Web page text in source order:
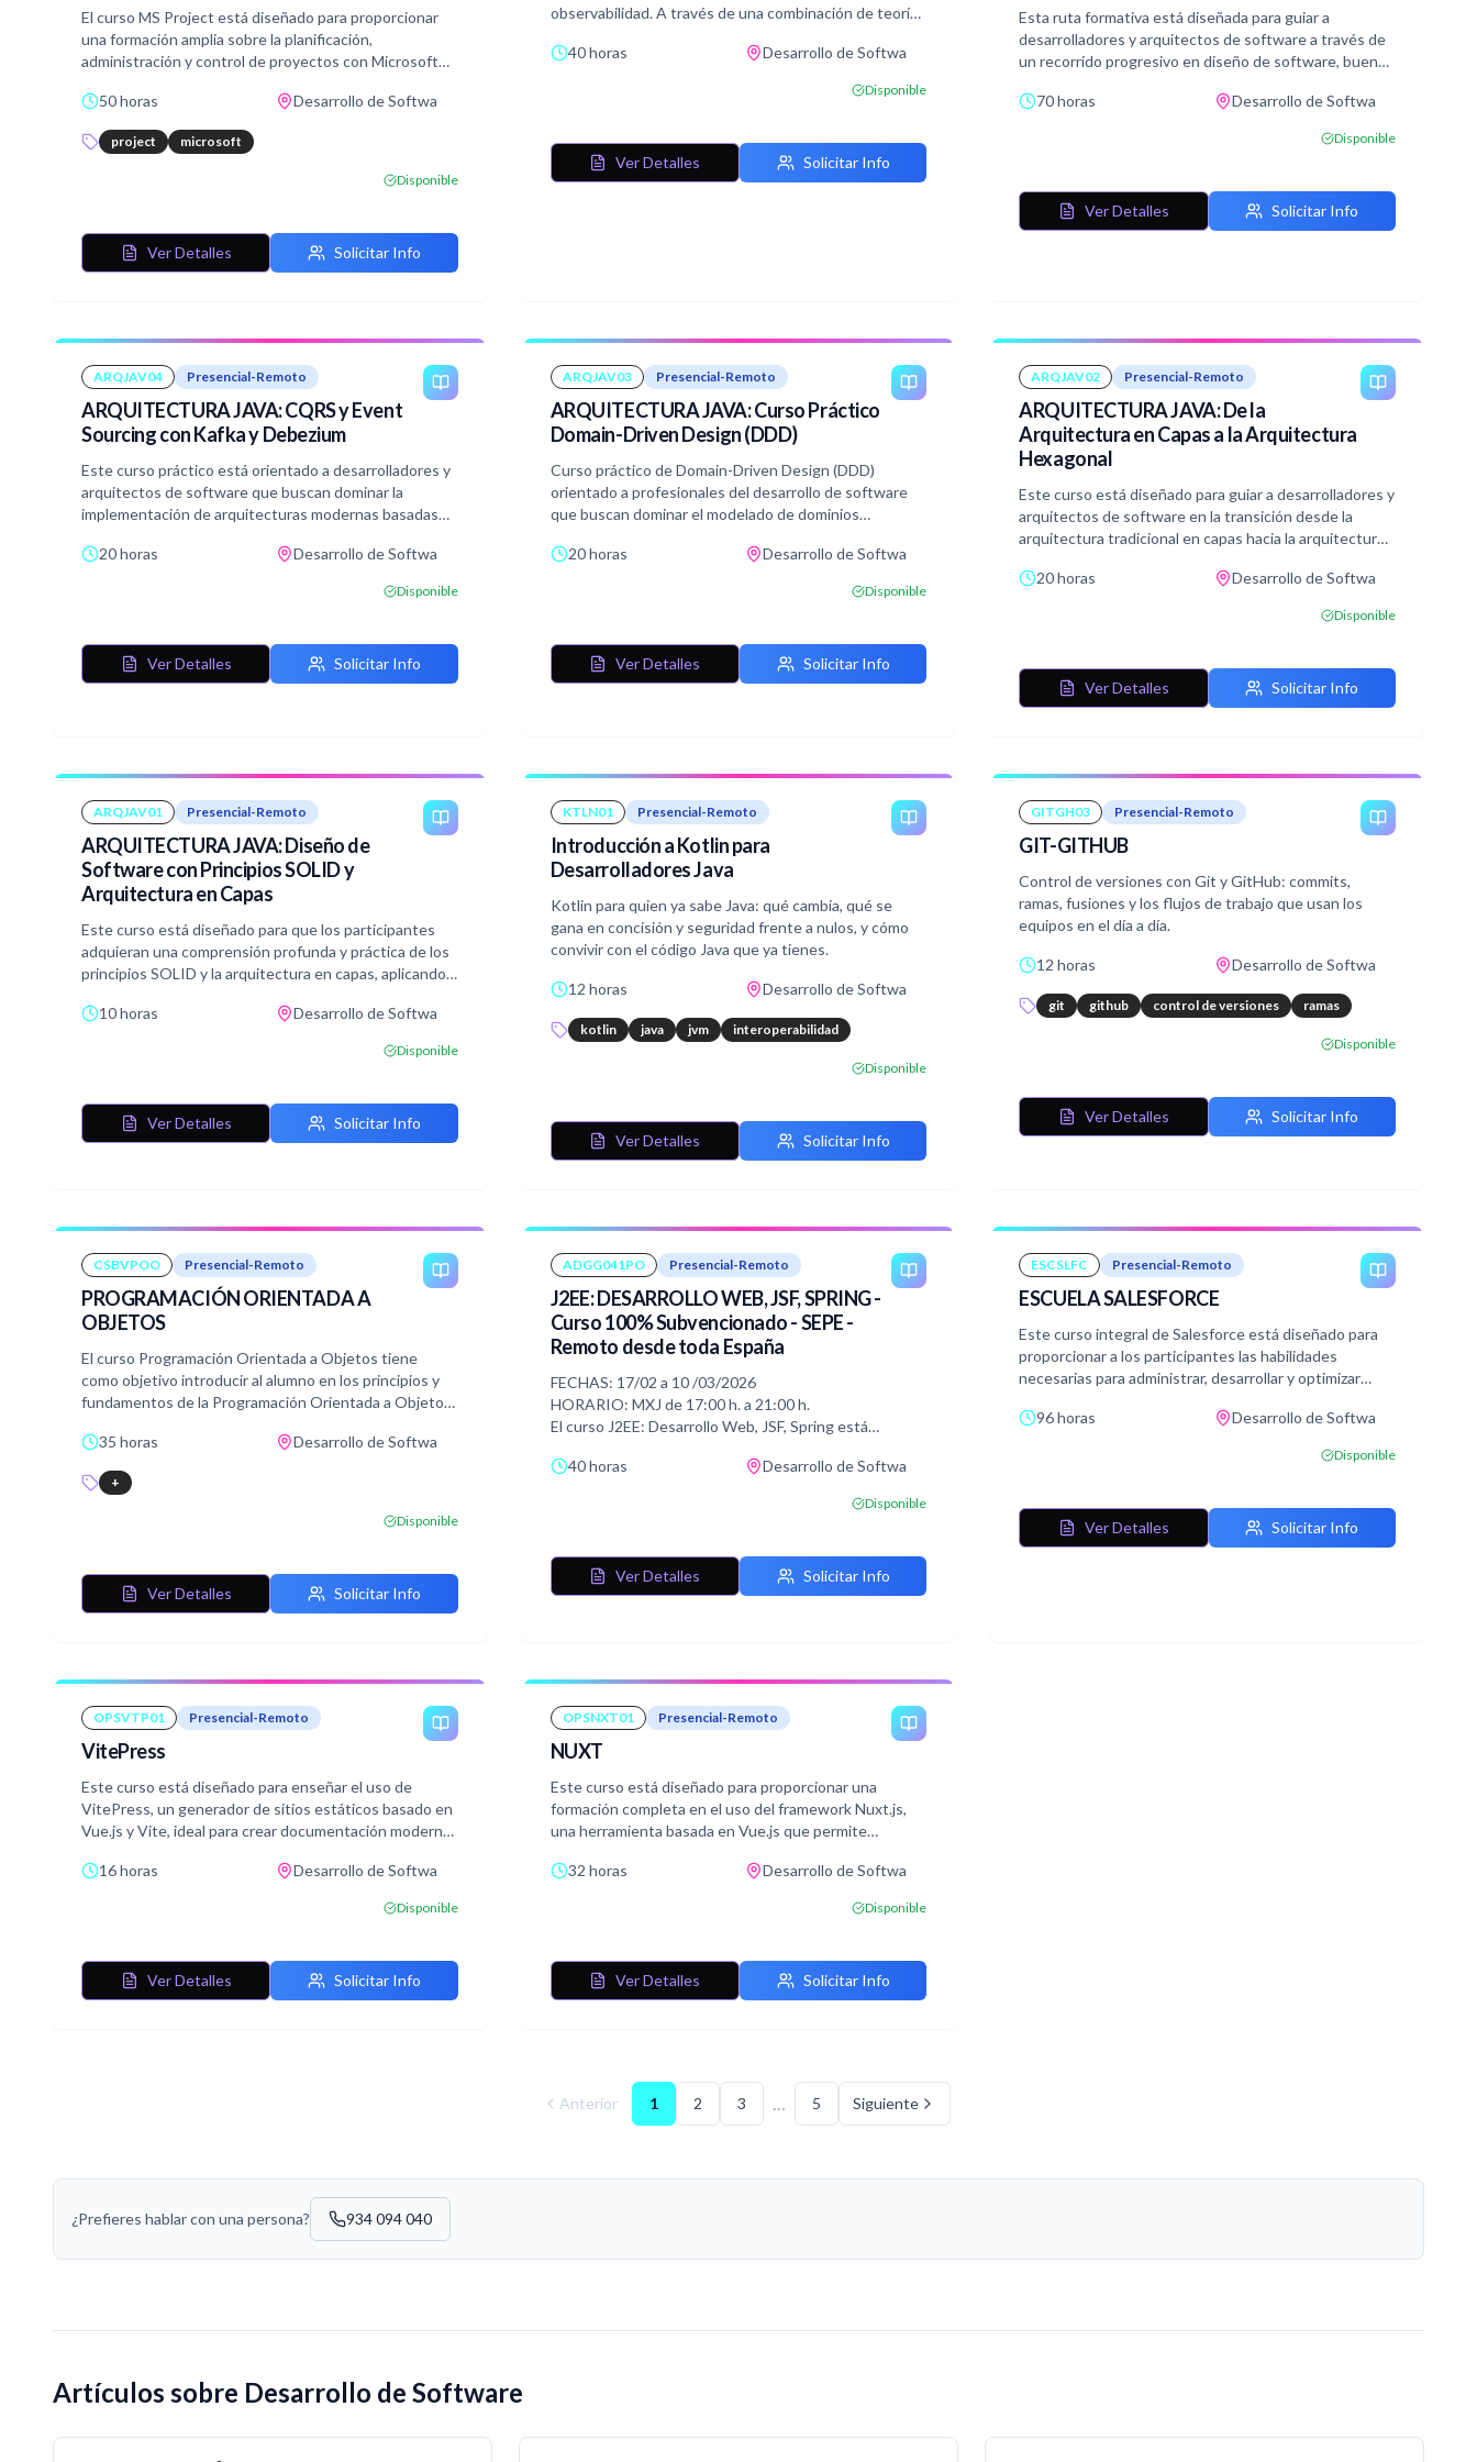
El curso MS Project está diseñado para proporcionar
una formación amplia sobre la planificación,
administración y control de proyectos con Microsoft
gestionar proyectos desde la concepción hasta el
cierre, optimizando recursos, tiempos y costes
mediante el uso eficiente de la herramienta.
50 horas Desarrollo de Softwa
project microsoft
Disponible
Ver Detalles Solicitar Info
observabilidad. A través de una combinación de teoría
comprenderán los conceptos básicos y avanzados de
40 horas Desarrollo de Softwa
Disponible
Ver Detalles Solicitar Info
Esta ruta formativa está diseñada para guiar a
desarrolladores y arquitectos de software a través de
un recorrido progresivo en diseño de software, buenas
sistemas distribuidos. Utilizando Java y Spring Boot
conceptos clave que habilitan la construcción de
dominio de negocio.
Cada bloque está diseñado para poder cursarse
trabajan.
70 horas Desarrollo de Softwa
Disponible
Ver Detalles Solicitar Info
ARQJAV04 Presencial-Remoto
ARQUITECTURA JAVA: CQRS y Event
Sourcing con Kafka y Debezium
Este curso práctico está orientado a desarrolladores y
arquitectos de software que buscan dominar la
implementación de arquitecturas modernas basadas
Segregation) y Event Sourcing, integrando tecnologías
20 horas Desarrollo de Softwa
Disponible
Ver Detalles Solicitar Info
ARQJAV03 Presencial-Remoto
ARQUITECTURA JAVA: Curso Práctico
Domain-Driven Design (DDD)
Curso práctico de Domain-Driven Design (DDD)
orientado a profesionales del desarrollo de software
que buscan dominar el modelado de dominios
principios de DDD.
20 horas Desarrollo de Softwa
Disponible
Ver Detalles Solicitar Info
ARQJAV02 Presencial-Remoto
ARQUITECTURA JAVA: De la
Arquitectura en Capas a la Arquitectura
Hexagonal
Este curso está diseñado para guiar a desarrolladores y
arquitectos de software en la transición desde la
arquitectura tradicional en capas hacia la arquitectura
20 horas
Desarrollo de Softwa
Disponible
Ver Detalles Solicitar Info
ARQJAV01 Presencial-Remoto
ARQUITECTURA JAVA: Diseño de
Software con Principios SOLID y
Arquitectura en Capas
Este curso está diseñado para que los participantes
adquieran una comprensión profunda y práctica de los
principios SOLID y la arquitectura en capas, aplicando
modernas con Spring Boot.
10 horas Desarrollo de Softwa
Disponible
Ver Detalles Solicitar Info
KTLN01 Presencial-Remoto
Introducción a Kotlin para
Desarrolladores Java
Kotlin para quien ya sabe Java: qué cambia, qué se
gana en concisión y seguridad frente a nulos, y cómo
convivir con el código Java que ya tienes.
12 horas Desarrollo de Softwa
kotlin java jvm interoperabilidad
Disponible
Ver Detalles Solicitar Info
GITGH03 Presencial-Remoto
GIT-GITHUB
Control de versiones con Git y GitHub: commits,
ramas, fusiones y los flujos de trabajo que usan los
equipos en el día a día.
12 horas Desarrollo de Softwa
git github control de versiones ramas
Disponible
Ver Detalles Solicitar Info
CSBVPOO Presencial-Remoto
PROGRAMACIÓN ORIENTADA A
OBJETOS
El curso Programación Orientada a Objetos tiene
como objetivo introducir al alumno en los principios y
fundamentos de la Programación Orientada a Objetos
software. Al finalizar, el participante será capaz de
diseñar y desarrollar aplicaciones usando el paradigma
orientado a objetos, aplicando conceptos como Clases
y objetos, Herencia, Encapsulación, Polimorfismo
Abstracción, Metodología, Modelado, Patrones de
35 horas Desarrollo de Softwa
+
Disponible
Ver Detalles Solicitar Info
ADGG041PO Presencial-Remoto
J2EE: DESARROLLO WEB, JSF, SPRING -
Curso 100% Subvencionado - SEPE -
Remoto desde toda España
FECHAS: 17/02 a 10 /03/2026
HORARIO: MXJ de 17:00 h. a 21:00 h.
El curso J2EE: Desarrollo Web, JSF, Spring está
fundamentos del desarrollo de aplicaciones web
utilizados en el ecosistema Java: JavaServer Faces
40 horas Desarrollo de Softwa
Disponible
Ver Detalles Solicitar Info
ESCSLFC Presencial-Remoto
ESCUELA SALESFORCE
Este curso integral de Salesforce está diseñado para
proporcionar a los participantes las habilidades
necesarias para administrar, desarrollar y optimizar
las soluciones de gestión empresarial más populares y
Con tres módulos especializados, Administrator,
fundamentales para ser un profesional competente en
el ecosistema Salesforce.
96 horas Desarrollo de Softwa
Disponible
Ver Detalles Solicitar Info
OPSVTP01 Presencial-Remoto
VitePress
Este curso está diseñado para enseñar el uso de
VitePress, un generador de sitios estáticos basado en
Vue.js y Vite, ideal para crear documentación moderna
Los participantes aprenderán a crear sitios estáticos
necesidades, optimizar su rendimiento e implementar
16 horas Desarrollo de Softwa
Disponible
Ver Detalles Solicitar Info
OPSNXT01 Presencial-Remoto
NUXT
Este curso está diseñado para proporcionar una
formación completa en el uso del framework Nuxt.js,
una herramienta basada en Vue.js que permite
escalables.
dominar las características clave de Nuxt, desde la
32 horas Desarrollo de Softwa
Disponible
Ver Detalles Solicitar Info
Anterior 1 2 3 … 5 Siguiente
¿Prefieres hablar con una persona? 934 094 040
Artículos sobre Desarrollo de Software